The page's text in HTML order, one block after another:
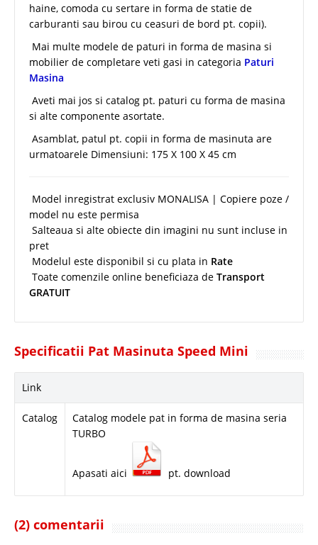
haine, comoda cu sertare in forma de statie de
carburanti sau birou cu ceasuri de bord pt. copii).
Mai multe modele de paturi in forma de masina si
mobilier de completare veti gasi in categoria Paturi
Masina
Aveti mai jos si catalog pt. paturi cu forma de masina
si alte componente asortate.
Asamblat, patul pt. copii in forma de masinuta are
urmatoarele Dimensiuni: 175 X 100 X 45 cm
Model inregistrat exclusiv MONALISA | Copiere poze /
model nu este permisa
Salteaua si alte obiecte din imagini nu sunt incluse in
pret
Modelul este disponibil si cu plata in Rate
Toate comenzile online beneficiaza de Transport
GRATUIT
Specificatii Pat Masinuta Speed Mini
Link
Catalog
Catalog modele pat in forma de masina seria
TURBO
Apasati aici pt. download
(2) comentarii